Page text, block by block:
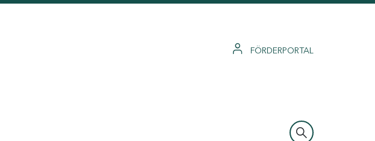
FÖRDERPORTAL